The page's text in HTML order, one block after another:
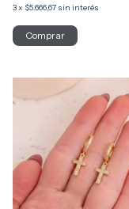
3x $5.666,67 sin interés